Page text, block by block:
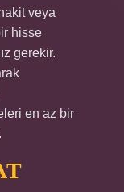
veya
hisse
gerekir.
en az bir